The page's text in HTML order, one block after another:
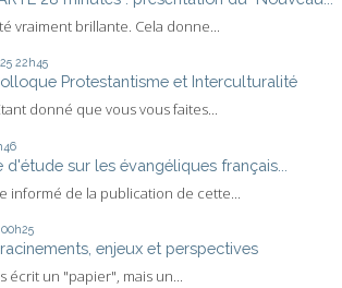
vraiment brillante. Cela donne...
22h45
Protestantisme et Interculturalité
donné que vous vous faites...
d'étude sur les évangéliques français...
informé de la publication de cette...
00h25
enjeux et perspectives
écrit un "papier", mais un...